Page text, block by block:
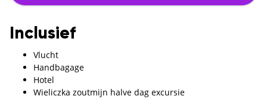
Inclusief
Vlucht
Handbagage
Hotel
Wieliczka zoutmijn halve dag excursie